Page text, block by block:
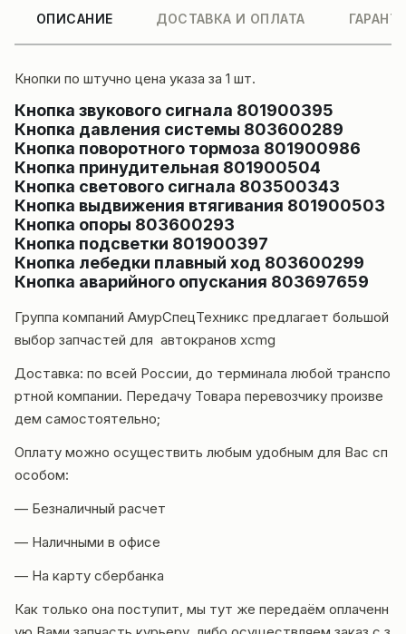
ОПИСАНИЕ ДОСТАВКА И ОПЛАТА
Кнопки по штучно цена указа за 1 шт.
Кнопка звукового сигнала 801900395
Кнопка давления системы 803600289
Кнопка поворотного тормоза 801900986
Кнопка принудительная 801900504
Кнопка светового сигнала 803500343
Кнопка выдвижения втягивания 801900503
Кнопка опоры 803600293
Кнопка подсветки 801900397
Кнопка лебедки плавный ход 803600299
Кнопка аварийного опускания 803697659
Группа компаний АмурСпецТехникс предлагает большой
выбор запчастей для автокранов xcmg
Доставка: по всей России, до терминала любой транспо
ртной компании. Передачу Товара перевозчику произве
дем самостоятельно;
Оплату можно осуществить любым удобным для Вас сп
особом:
— Безналичный расчет
— Наличными в офисе
— На карту сбербанка
Как только она поступит, мы тут же передаём оплаченн